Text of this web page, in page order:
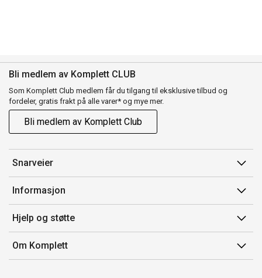
Bli medlem av Komplett CLUB
Som Komplett Club medlem får du tilgang til eksklusive tilbud og
fordeler, gratis frakt på alle varer* og mye mer.
Bli medlem av Komplett Club
Snarveier
Min side
Ordreoversikt
Flex
Komplett Club
Informasjon
Salgsbetingelser
Medlemsvilkår for Komplett Club
Merker/produsent
Hjelp og støtte
Kontakt oss
Kundeservice
Om Komplett